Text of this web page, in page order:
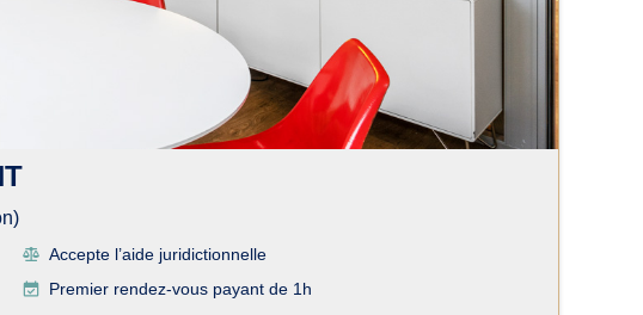
Accepte l’aide juridictionnelle
Premier rendez-vous payant de 1h